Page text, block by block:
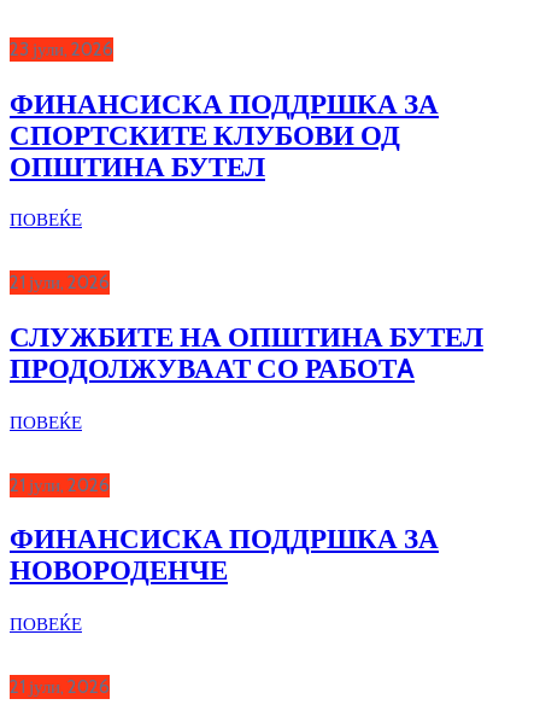
23 јули, 2026
ФИНАНСИСКА ПОДДРШКА ЗА
СПОРТСКИТЕ КЛУБОВИ ОД
ОПШТИНА БУТЕЛ
ПОВЕЌЕ
21 јули, 2026
СЛУЖБИТЕ НА ОПШТИНА БУТЕЛ
ПРОДОЛЖУВААТ СО РАБОТA
ПОВЕЌЕ
21 јули, 2026
ФИНАНСИСКА ПОДДРШКА ЗА
НОВОРОДЕНЧЕ
ПОВЕЌЕ
21 јули, 2026